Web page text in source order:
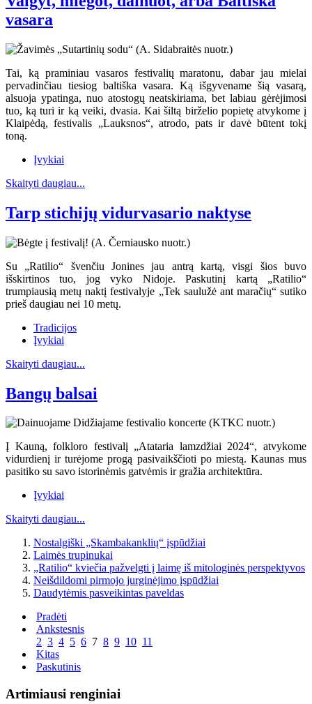
vasara
Tai, ką praminiau vasaros festivalių maratonu, dabar jau mielai
pervadinčiau tiesiog baltiška vasara. Ką išgyvename šią vasarą,
alsuoja ypatinga, nuo atostogų neatskiriama, bet labiau gėrėjimosi
tuo, ką turi ir ką veiki, dvasia. Kai šiltą birželio popietę atvykome į
Klaipėdą, festivalis „Lauksnos“, atrodo, pats ir davė būtent tokį
toną.
Įvykiai
Skaityti daugiau...
Tarp stichijų vidurvasario naktyse
Su „Ratilio“ švenčiu Jonines jau antrą kartą, visgi šios buvo
išskirtinos tuo, jog vyko Nidoje. Paskutinį kartą „Ratilio“
trumpiausią metų naktį festivalyje „Tek saulužė ant maračių“ sutiko
prieš daugiau nei 10 metų.
Tradicijos
Įvykiai
Skaityti daugiau...
Bangų balsai
Į Kauną, folkloro festivalį „Atataria lamzdžiai 2024“, atvykome
vidurdienį ir turėjome progą pasivaikščioti po miestą. Kaunas mus
pasitiko su savo istorinėmis gatvėmis ir gražia architektūra.
Įvykiai
Skaityti daugiau...
Nostalgiški „Skambakanklių“ įspūdžiai
Laimės trupinukai
„Ratilio“ kviečia pažvelgti į laimę iš mitologinės perspektyvos
Neišdildomi pirmojo jurginėjimo įspūdžiai
Daudytėmis pasveikintas paveldas
Pradėti
Ankstesnis
2 3 4 5 6 7 8 9 10 11
Kitas
Paskutinis
Artimiausi renginiai